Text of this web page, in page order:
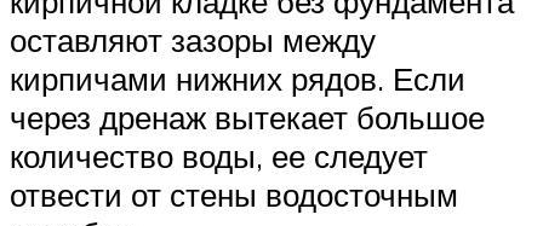
оставляют зазоры между
кирпичами нижних рядов. Если
через дренаж вытекает большое
количество воды, ее следует
отвести от стены водосточным